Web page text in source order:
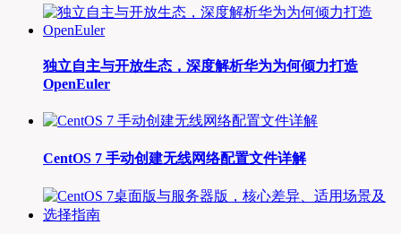
独立自主与开放生态，深度解析华为为何倾力打造
OpenEuler
CentOS 7 手动创建无线网络配置文件详解